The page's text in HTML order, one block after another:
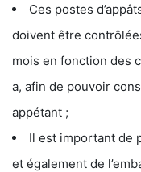
Ces postes
doivent être
mois en fonction des
a, afin de pouvoir
appétant ;
Il est important de
et également de